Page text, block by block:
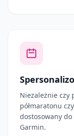
Niezależnie czy
półmaratonu
dostosowany do
Garmin.